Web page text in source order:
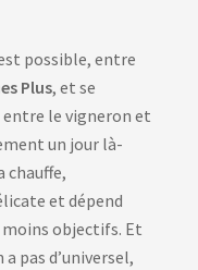
possible, entre
Plus, et se
entre le vigneron et
un jour là-
chauffe,
et dépend
moins objectifs. Et
pas d’universel,